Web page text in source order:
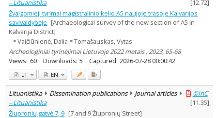
– Lituanistika
[12.72]
Žvalgomieji tyrimai magistralinio kelio A5 naujoje trasoje Kalvarijos
savivaldybėje [Archaeological survey of the new section of A5 in
Kalvarija District]
Vaičiūnienė, Dalia
Tomašauskas, Vytas
Archeologiniai tyrinėjimai Lietuvoje 2022 metais , 2023, 65-68
Views: 60 Downloads: 5 Captured: 2026-07-28 00:00:42
LT EN
Lituanistika Dissemination publications Journal articles
©InC
– Lituanistika
[11.35]
Žiupronių gatvė 7, 9 [7 and 9 Žiupronių Street]